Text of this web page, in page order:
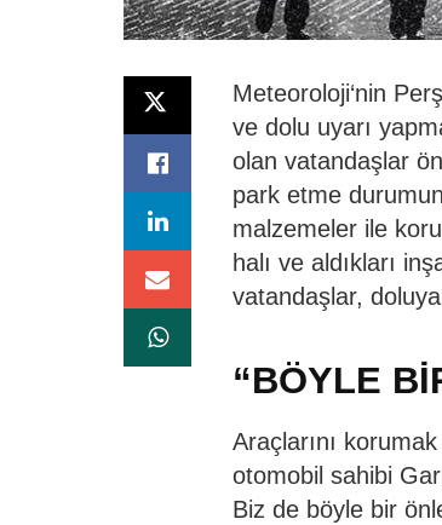
Meteoroloji‘nin
ve dolu uyarı
olan vatandaşlar
park etme
malzemeler ile
halı ve aldıkları
vatandaşlar,
“BÖYLE
Araçlarını
otomobil sahibi
Biz de böyle bir